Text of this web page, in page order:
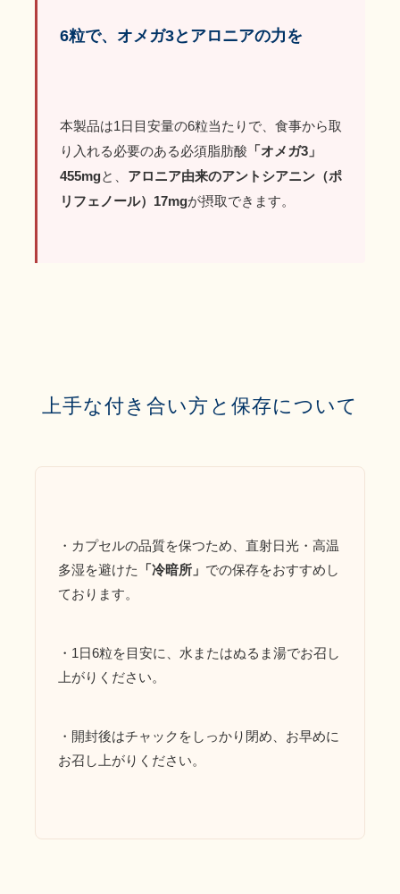
6粒で、オメガ3とアロニアの力を
本製品は1日目安量の6粒当たりで、食事から取
り入れる必要のある必須脂肪酸 「オメガ3」
455mgと、 アロニア由来のアントシアニン（ポ
リフェノール）17mgが摂取できます。
上手な付き合い方と保存について
・カプセルの品質を保つため、直射日光・高温
多湿を避けた 「冷暗所」 での保存をおすすめし
ております。
・1日6粒を目安に、水またはぬるま湯でお召し
上がりください。
・開封後はチャックをしっかり閉め、お早めに
お召し上がりください。